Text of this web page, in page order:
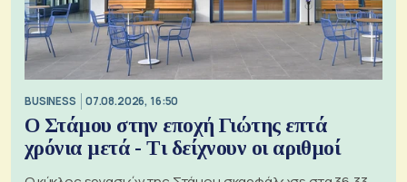
BUSINESS 07.08.2026, 16:50
Ο Στάμου στην εποχή Γιώτης επτά
χρόνια μετά - Τι δείχνουν οι αριθμοί